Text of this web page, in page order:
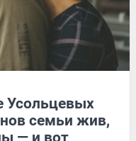
Усольцевых
семьи жив,
— и вот